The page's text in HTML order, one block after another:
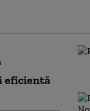
eficientă